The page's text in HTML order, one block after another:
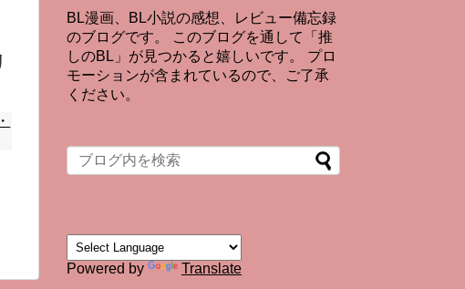
BL漫画、BL小説の感想、レビュー備忘録
のブログです。 このブログを通して「推
しのBL」が見つかると嬉しいです。 プロ
モーションが含まれているので、ご了承
ください。
Powered by Translate